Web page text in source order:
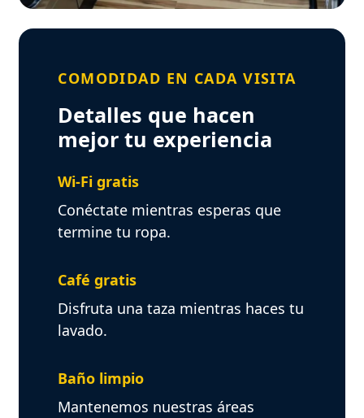
COMODIDAD EN CADA VISITA
Detalles que hacen
mejor tu experiencia
Wi-Fi gratis
Conéctate mientras esperas que
termine tu ropa.
Café gratis
Disfruta una taza mientras haces tu
lavado.
Baño limpio
Mantenemos nuestras áreas